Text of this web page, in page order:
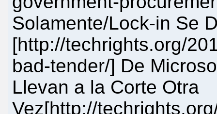
Solamente/Lock-in Se
[http://techrights.org/
bad-tender/] De
Llevan a la Corte Otra
Vez[http://